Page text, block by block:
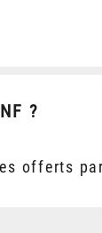
?
offerts